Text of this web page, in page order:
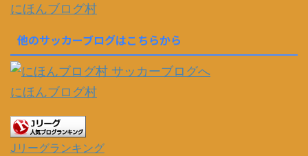
にほんブログ村
他のサッカーブログはこちらから
にほんブログ村
Jリーグランキング